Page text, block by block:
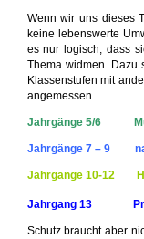
Wenn wir uns dieses
keine lebenswerte
es nur logisch, dass
Thema widmen. Dazu
Klassenstufen mit
angemessen.
Jahrgänge 5/6
Jahrgänge 7 – 9
Jahrgänge 10-12
Jahrgang 13
Schutz braucht aber